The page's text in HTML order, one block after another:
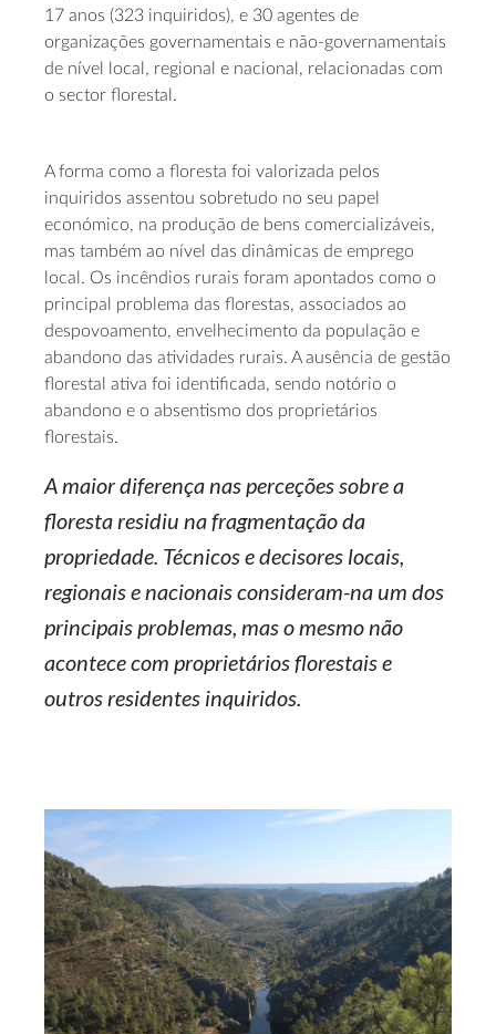
17 anos (323 inquiridos), e 30 agentes de
organizações governamentais e não-governamentais
de nível local, regional e nacional, relacionadas com
o sector florestal.
A forma como a floresta foi valorizada pelos
inquiridos assentou sobretudo no seu papel
económico, na produção de bens comercializáveis,
mas também ao nível das dinâmicas de emprego
local. Os incêndios rurais foram apontados como o
principal problema das florestas, associados ao
despovoamento, envelhecimento da população e
abandono das atividades rurais. A ausência de gestão
florestal ativa foi identificada, sendo notório o
abandono e o absentismo dos proprietários
florestais.
A maior diferença nas perceções sobre a
floresta residiu na fragmentação da
propriedade. Técnicos e decisores locais,
regionais e nacionais consideram-na um dos
principais problemas, mas o mesmo não
acontece com proprietários florestais e
outros residentes inquiridos.